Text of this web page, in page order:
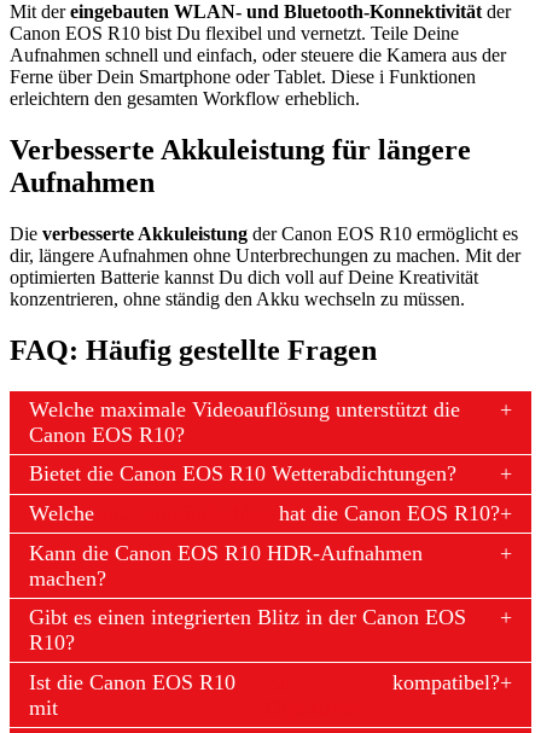
Mit dereingebauten WLAN- und Bluetooth-Konnektivität der
Canon EOS R10 bist Du flexibel und vernetzt. Teile Deine
Aufnahmen schnell und einfach, oder steuere die Kamera aus der
Ferne über Dein Smartphone oder Tablet. Diese i Funktionen
erleichtern den gesamten Workflow erheblich.
Verbesserte Akkuleistung für längere
Aufnahmen
Die verbesserte Akkuleistung der Canon EOS R10 ermöglicht es
dir, längere Aufnahmen ohne Unterbrechungen zu machen. Mit der
optimierten Batterie kannst Du dich voll auf Deine Kreativität
konzentrieren, ohne ständig den Akku wechseln zu müssen.
FAQ: Häufig gestellte Fragen
Welche maximale Videoauflösung unterstützt die
Canon EOS R10?
Bietet die Canon EOS R10 Wetterabdichtungen?
Welche
hat die Canon EOS R10?
Kann die Canon EOS R10 HDR-Aufnahmen
machen?
Gibt es einen integrierten Blitz in der Canon EOS
R10?
Ist die Canon EOS R10
mit
kompatibel?